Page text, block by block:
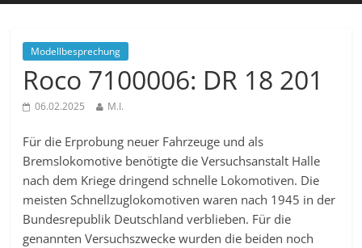
Modellbesprechung
Roco 7100006: DR 18 201
06.02.2025 M.I.
Für die Erprobung neuer Fahrzeuge und als
Bremslokomotive benötigte die Versuchsanstalt Halle
nach dem Kriege dringend schnelle Lokomotiven. Die
meisten Schnellzuglokomotiven waren nach 1945 in der
Bundesrepublik Deutschland verblieben. Für die
genannten Versuchszwecke wurden die beiden noch